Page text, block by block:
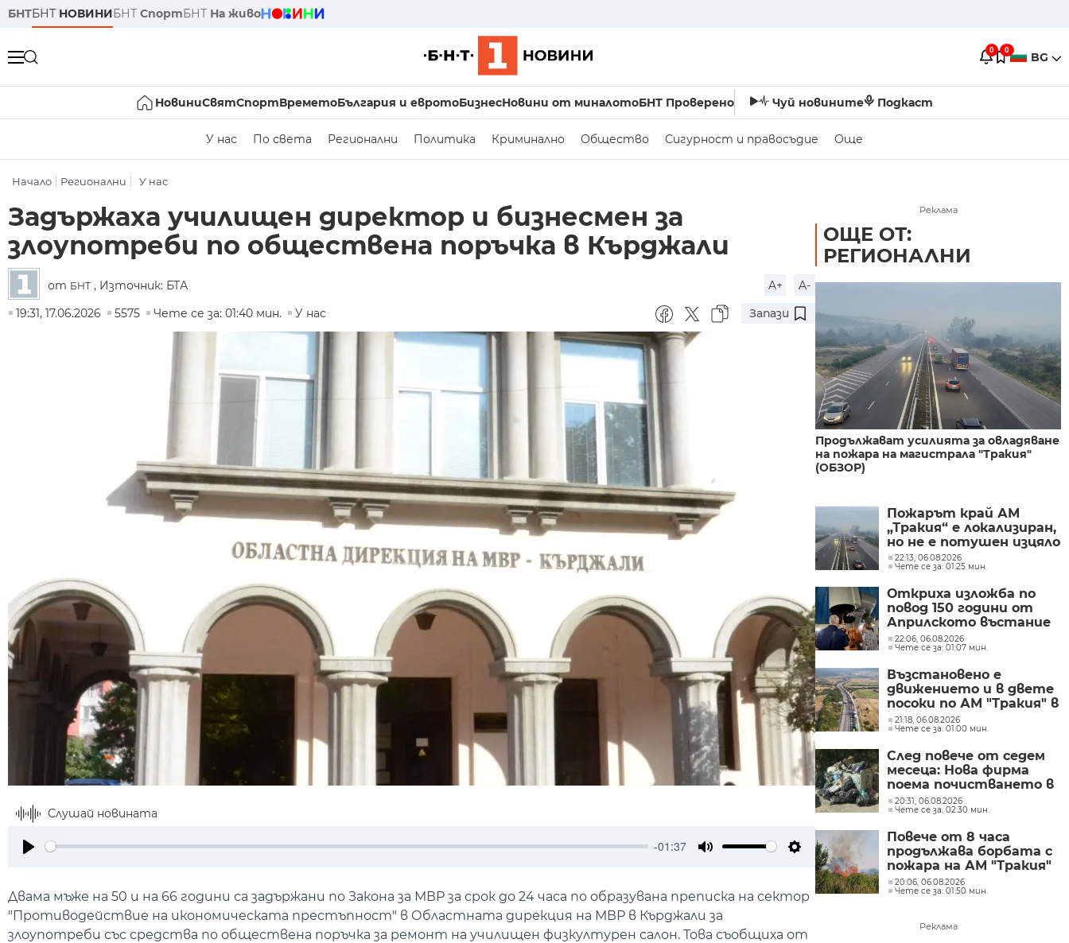
БНТБНТ НОВИНИБНТ СпортБНТ На живо
0 0 BG
НовиниСвятСпортВреметоБългария и евротоБизнесНовини от миналотоБНТ Проверено Чуй новините Подкаст
У нас По света Регионални Политика Криминално Общество Сигурност и правосъдие Още
Начало Регионални У нас
Задържаха училищен директор и бизнесмен за
злоупотреби по обществена поръчка в Кърджали
от БНТ , Източник: БТА A+
A-
19:31, 17.06.2026
5575 Чете се за: 01:40 мин. У нас Запази
Слушай новината
-01:37
Settings
Двама мъже на 50 и на 66 години са задържани по Закона за МВР за срок до 24 часа по образувана преписка на сектор
"Противодействие на икономическата престъпност" в Областната дирекция на МВР в Кърджали за
злоупотреби със средства по обществена поръчка за ремонт на училищен физкултурен салон. Това съобщиха от
Реклама
ОЩЕ ОТ:
РЕГИОНАЛНИ
Продължават усилията за овладяване
на пожара на магистрала "Тракия"
(ОБЗОР)
Пожарът край АМ
„Тракия“ е локализиран,
но не е потушен изцяло
22:13, 06.08.2026
Чете се за: 01:25 мин.
Откриха изложба по
повод 150 години от
Априлското въстание
в Обсерваторията в
Рожен
22:06, 06.08.2026
Чете се за: 01:07 мин.
Възстановено е
движението и в двете
посоки по АМ "Тракия" в
района на 69-ия
километър
21:18, 06.08.2026
Чете се за: 01:00 мин.
След повече от седем
месеца: Нова фирма
поема почистването в
столичните райони
"Слатина", "Подуяне" и
"Изгрев"
20:31, 06.08.2026
Чете се за: 02:30 мин.
Повече от 8 часа
продължава борбата с
пожара на АМ "Тракия"
при отбивката към
Велинград
20:06, 06.08.2026
Чете се за: 01:50 мин.
Реклама